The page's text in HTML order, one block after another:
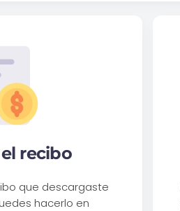
recibo
que descargaste
hacerlo en